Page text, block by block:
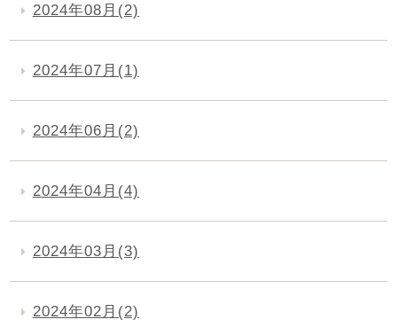
2024年08月(2)
2024年07月(1)
2024年06月(2)
2024年04月(4)
2024年03月(3)
2024年02月(2)